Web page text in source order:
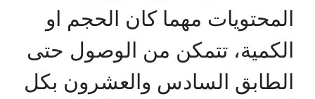
المحتويات مهما كان الحجم او
الكمية، تتمكن من الوصول حتى
الطابق السادس والعشرون بكل